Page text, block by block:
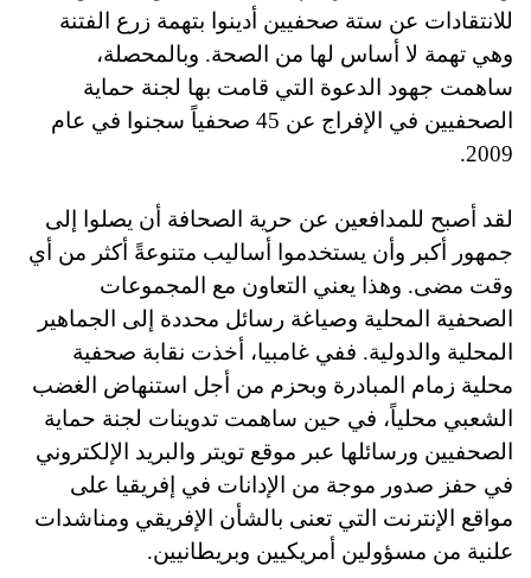
للانتقادات عن ستة صحفيين أدينوا بتهمة زرع الفتنة
وهي تهمة لا أساس لها من الصحة. وبالمحصلة،
ساهمت جهود الدعوة التي قامت بها لجنة حماية
الصحفيين في الإفراج عن 45 صحفياً سجنوا في عام
2009.
لقد أصبح للمدافعين عن حرية الصحافة أن يصلوا إلى
جمهور أكبر وأن يستخدموا أساليب متنوعةً أكثر من أي
وقت مضى. وهذا يعني التعاون مع المجموعات
الصحفية المحلية وصياغة رسائل محددة إلى الجماهير
المحلية والدولية. ففي غامبيا، أخذت نقابة صحفية
محلية زمام المبادرة وبحزم من أجل استنهاض الغضب
الشعبي محلياً، في حين ساهمت تدوينات لجنة حماية
الصحفيين ورسائلها عبر موقع تويتر والبريد الإلكتروني
في حفز صدور موجة من الإدانات في إفريقيا على
مواقع الإنترنت التي تعنى بالشأن الإفريقي ومناشدات
علنية من مسؤولين أمريكيين وبريطانيين.